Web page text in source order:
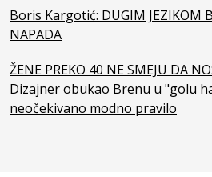
Boris Kargotić: DUGIM JEZIKOM
NAPADA
ŽENE PREKO 40 NE SMEJU DA
Dizajner obukao Brenu u "golu
neočekivano modno pravilo